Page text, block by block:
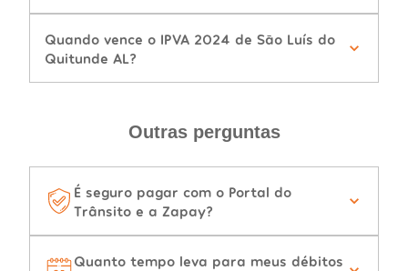
Quando vence o IPVA 2024 de São Luís do
Quitunde AL?
Outras perguntas
É seguro pagar com o Portal do
Trânsito e a Zapay?
Quanto tempo leva para meus débitos